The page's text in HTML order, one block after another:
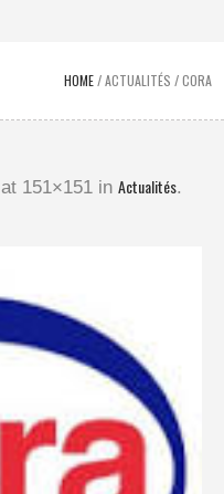
HOME/ACTUALITÉS /CORA
at 151×151 in Actualités.